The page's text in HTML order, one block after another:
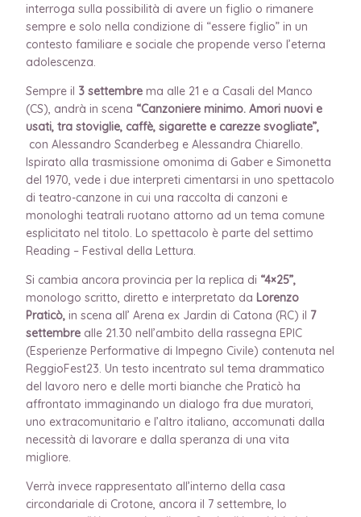
interroga sulla possibilità di avere un figlio o rimanere
sempre e solo nella condizione di “essere figlio” in un
contesto familiare e sociale che propende verso l’eterna
adolescenza.
Sempre il 3 settembre ma alle 21 e a Casali del Manco
(CS), andrà in scena “Canzoniere minimo. Amori nuovi e
usati, tra stoviglie, caffè, sigarette e carezze svogliate”,
con Alessandro Scanderbeg e Alessandra Chiarello.
Ispirato alla trasmissione omonima di Gaber e Simonetta
del 1970, vede i due interpreti cimentarsi in uno spettacolo
di teatro-canzone in cui una raccolta di canzoni e
monologhi teatrali ruotano attorno ad un tema comune
esplicitato nel titolo. Lo spettacolo è parte del settimo
Reading – Festival della Lettura.
Si cambia ancora provincia per la replica di “4×25”,
monologo scritto, diretto e interpretato da Lorenzo
Praticò, in scena all’ Arena ex Jardin di Catona (RC) il 7
settembre alle 21.30 nell’ambito della rassegna EPIC
(Esperienze Performative di Impegno Civile) contenuta nel
ReggioFest23. Un testo incentrato sul tema drammatico
del lavoro nero e delle morti bianche che Praticò ha
affrontato immaginando un dialogo fra due muratori,
uno extracomunitario e l’altro italiano, accomunati dalla
necessità di lavorare e dalla speranza di una vita
migliore.
Verrà invece rappresentato all’interno della casa
circondariale di Crotone, ancora il 7 settembre, lo